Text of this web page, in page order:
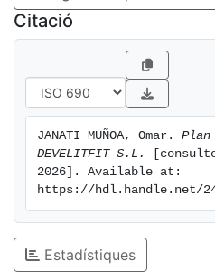
Citació
JANATI MUÑOA, Omar. Plan
DEVELITFIT S.L.
2026]. Available at:
https://hdl.handle.net/
Estadístiques